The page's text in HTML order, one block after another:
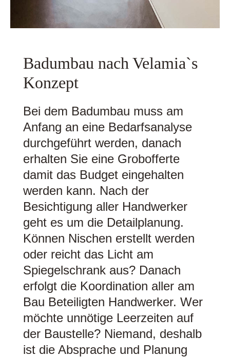
Badumbau nach Velamia`s
Konzept
Bei dem Badumbau muss am
Anfang an eine Bedarfsanalyse
durchgeführt werden, danach
erhalten Sie eine Grobofferte
damit das Budget eingehalten
werden kann. Nach der
Besichtigung aller Handwerker
geht es um die Detailplanung.
Können Nischen erstellt werden
oder reicht das Licht am
Spiegelschrank aus? Danach
erfolgt die Koordination aller am
Bau Beteiligten Handwerker. Wer
möchte unnötige Leerzeiten auf
der Baustelle? Niemand, deshalb
ist die Absprache und Planung